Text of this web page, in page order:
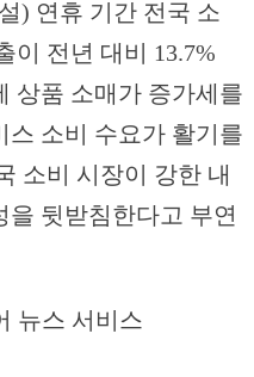
) 연휴 기간 전국 소
이 전년 대비 13.7%
상품 소매가 증가세를
스 소비 수요가 활기를
소비 시장이 강한 내
뒷받침한다고 부연
뉴스 서비스